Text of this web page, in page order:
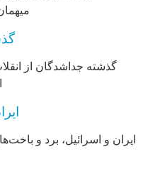
گذشته جداشدگان از
ایران و اسرائیل، برد و